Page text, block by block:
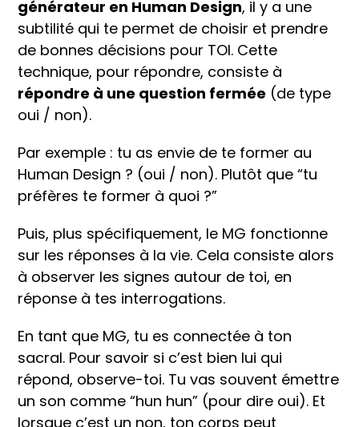
générateur en Human Design, il y a une
subtilité qui te permet de choisir et prendre
de bonnes décisions pour TOI. Cette
technique, pour répondre, consiste à
répondre à une question fermée (de type
oui / non).
Par exemple : tu as envie de te former au
Human Design ? (oui / non). Plutôt que “tu
préfères te former à quoi ?”
Puis, plus spécifiquement, le MG fonctionne
sur les réponses à la vie. Cela consiste alors
à observer les signes autour de toi, en
réponse à tes interrogations.
En tant que MG, tu es connectée à ton
sacral. Pour savoir si c’est bien lui qui
répond, observe-toi. Tu vas souvent émettre
un son comme “hun hun” (pour dire oui). Et
lorsque c’est un non, ton corps peut